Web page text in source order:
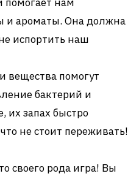
и ароматы. Она должна
испортить наш
вещества помогут
бактерий и
их запах быстро
не стоит переживать!
своего рода игра! Вы